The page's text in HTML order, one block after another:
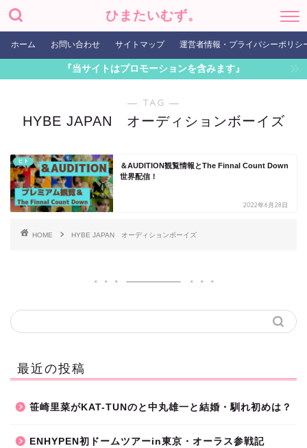
ひまたいむず。
ホーム お問い合わせ サイトマップ 運営者情報・プライバシーポリシ
『当サイトはプロモーションを含みます』
― TAG ―
HYBE JAPAN オーディションボーイズ
ヒト
＆AUDITION観覧情報とThe Finnal Count Down
世界配信！
2022年6月28日
HOME HYBE JAPAN オーディションボーイズ
最近の投稿
笹崎里菜がKAT-TUNのと中丸雄一と結婚・馴れ初めは？
ENHYPEN初ドームツアーin東京・オーラス参戦記